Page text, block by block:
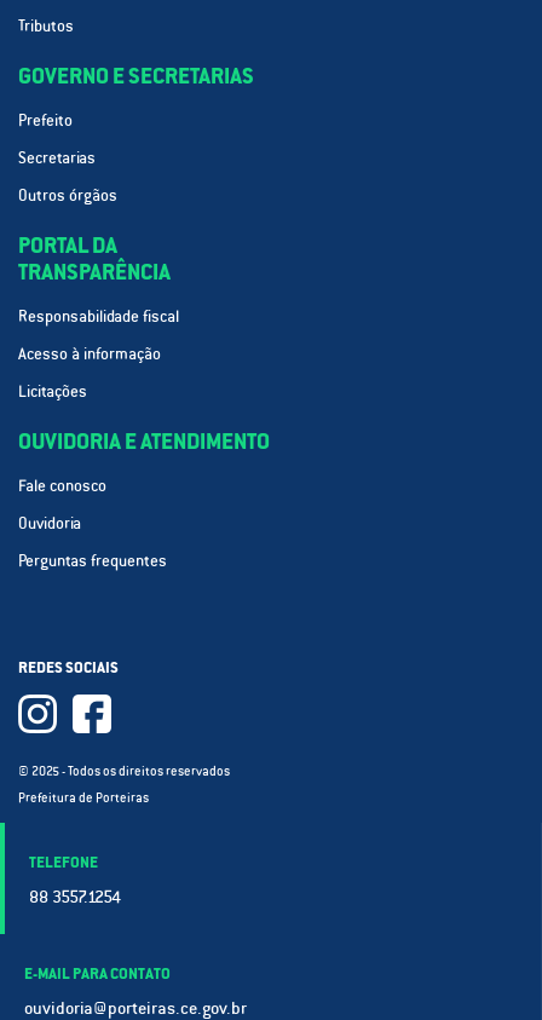
Tributos
GOVERNO E SECRETARIAS
Prefeito
Secretarias
Outros órgãos
PORTAL DA
TRANSPARÊNCIA
Responsabilidade fiscal
Acesso à informação
Licitações
OUVIDORIA E ATENDIMENTO
Fale conosco
Ouvidoria
Perguntas frequentes
REDES SOCIAIS
© 2025 - Todos os direitos reservados
Prefeitura de Porteiras
TELEFONE
88 3557.1254
E-MAIL PARA CONTATO
ouvidoria@porteiras.ce.gov.br